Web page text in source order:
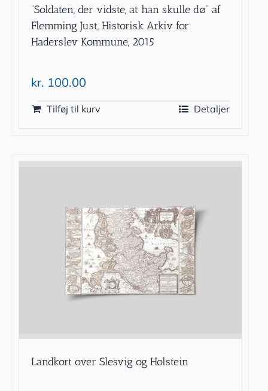
”Soldaten, der vidste, at han skulle dø” af
Flemming Just, Historisk Arkiv for
Haderslev Kommune, 2015
kr. 100.00
Tilføj til kurv Detaljer
Landkort over Slesvig og Holstein